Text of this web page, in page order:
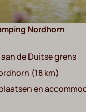
Nordhorn
de Duitse grens
(18 km)
en